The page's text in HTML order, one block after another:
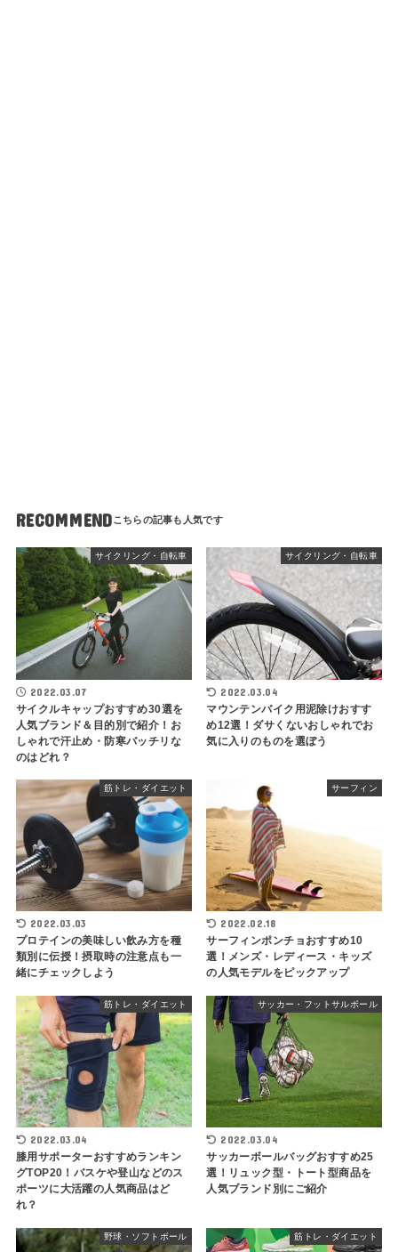
RECOMMEND
サイクリング・自転車
2022.03.07
サイクルキャップおすすめ30選を
人気ブランド＆目的別で紹介！お
しゃれで汗止め・防寒バッチリな
のはどれ？
サイクリング・自転車
2022.03.04
マウンテンバイク用泥除けおすす
め12選！ダサくないおしゃれでお
気に入りのものを選ぼう
筋トレ・ダイエット
2022.03.03
プロテインの美味しい飲み方を種
類別に伝授！摂取時の注意点も一
緒にチェックしよう
サーフィン
2022.02.18
サーフィンポンチョおすすめ10
選！メンズ・レディース・キッズ
の人気モデルをピックアップ
筋トレ・ダイエット
2022.03.04
膝用サポーターおすすめランキン
グTOP20！バスケや登山などのス
ポーツに大活躍の人気商品はど
れ？
サッカー・フットサルボール
2022.03.04
サッカーボールバッグおすすめ25
選！リュック型・トート型商品を
人気ブランド別にご紹介
野球・ソフトボール 筋トレ・ダイエット